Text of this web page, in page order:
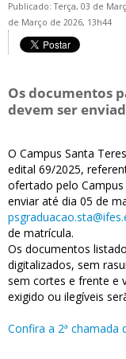
Publicado: Terça, 03 de
de Março de 2026, 13h44
Os documentos
devem ser
O Campus Santa
edital 69/2025,
ofertado pelo
enviar até dia 05 de
de matrícula.
Os documentos
digitalizados, sem
sem cortes e frente e
exigido ou ilegíveis
Confira a 2ª chamada